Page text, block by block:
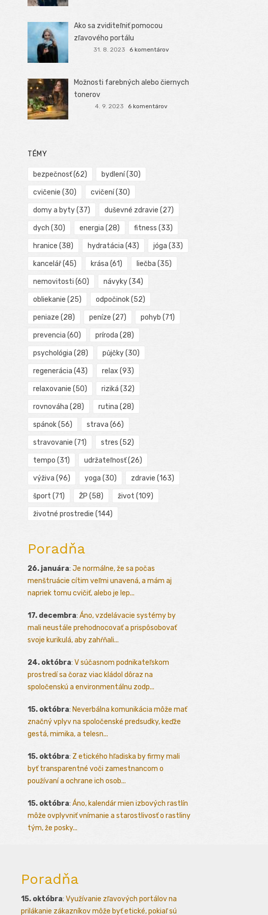
Ako sa zviditeľniť pomocou
zľavového portálu
31. 8. 2023 6 komentárov
Možnosti farebných alebo čiernych
tonerov
4. 9. 2023 6 komentárov
TÉMY
bezpečnosť(62) bydlení(30)
cvičenie (30) cvičení(30)
domy a byty(37) duševné zdravie (27)
dych (30) energia (28) fitness (33)
hranice (38) hydratácia (43) jóga (33)
kancelář(45) krása (61) liečba (35)
nemovitosti (60) návyky(34)
obliekanie (25) odpočinok(52)
peniaze (28) peníze (27) pohyb (71)
prevencia (60) príroda (28)
psychológia (28) půjčky(30)
regenerácia (43) relax (93)
relaxovanie (50) riziká (32)
rovnováha (28) rutina (28)
spánok(56) strava (66)
stravovanie (71) stres (52)
tempo (31) udržateľnosť(26)
výživa (96) yoga (30) zdravie (163)
šport (71) ŽP (58) život (109)
životné prostredie (144)
Poradňa
26. januára: Je normálne, že sa počas
menštruácie cítim veľmi unavená, a mám aj
napriek tomu cvičiť, alebo je lep...
17. decembra: Áno, vzdelávacie systémy by
mali neustále prehodnocovať a prispôsobovať
svoje kurikulá, aby zahŕňali...
24. októbra: V súčasnom podnikateľskom
prostredí sa čoraz viac kládol dôraz na
spoločenskú a environmentálnu zodp...
15. októbra: Neverbálna komunikácia môže mať
značný vplyv na spoločenské predsudky, keďže
gestá, mimika, a telesn...
15. októbra: Z etického hľadiska by firmy mali
byť transparentné voči zamestnancom o
používaní a ochrane ich osob...
15. októbra: Áno, kalendár mien izbových rastlín
môže ovplyvniť vnímanie a starostlivosť o rastliny
tým, že posky...
Poradňa
15. októbra: Využívanie zľavových portálov na
prilákanie zákazníkov môže byť etické, pokiaľ sú